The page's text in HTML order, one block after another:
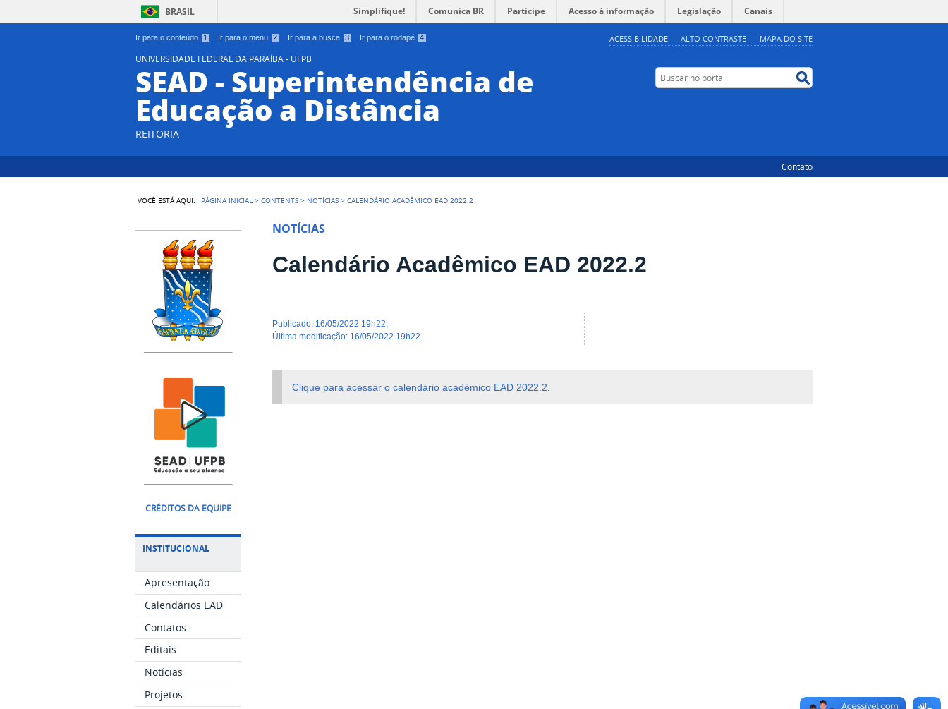
Ir para o conteúdo 1 Ir para o menu 2 Ir para a busca 3 Ir para o rodapé 4 ACESSIBILIDADE ALTO CONTRASTE MAPA DO SITE
BRASIL Simplifique! Comunica BR Participe Acesso à informação Legislação Canais
UNIVERSIDADE FEDERAL DA PARAÍBA - UFPB
SEAD - Superintendência de
Educação a Distância
REITORIA
Buscar no portal
Contato
VOCÊ ESTÁ AQUI: PÁGINA INICIAL >CONTENTS > NOTÍCIAS >CALENDÁRIO ACADÊMICO EAD 2022.2
CRÉDITOS DA EQUIPE
INSTITUCIONAL
Apresentação
Calendários EAD
Contatos
Editais
Notícias
Projetos
NOTÍCIAS
Calendário Acadêmico EAD 2022.2
publicado: 16/05/2022 19h22
última modificação: 16/05/2022 19h22
Clique para acessar o calendário acadêmico EAD 2022.2